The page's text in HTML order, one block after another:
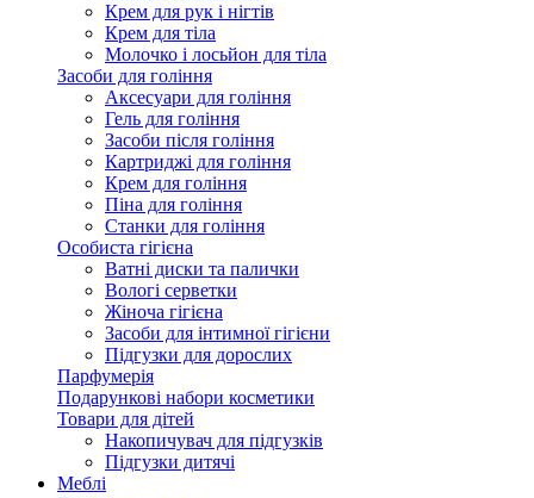
Крем для рук і нігтів
Крем для тіла
Молочко і лосьйон для тіла
Засоби для гоління
Аксесуари для гоління
Гель для гоління
Засоби після гоління
Картриджі для гоління
Крем для гоління
Піна для гоління
Станки для гоління
Особиста гігієна
Ватні диски та палички
Вологі серветки
Жіноча гігієна
Засоби для інтимної гігієни
Підгузки для дорослих
Парфумерія
Подарункові набори косметики
Товари для дітей
Накопичувач для підгузків
Підгузки дитячі
Меблі